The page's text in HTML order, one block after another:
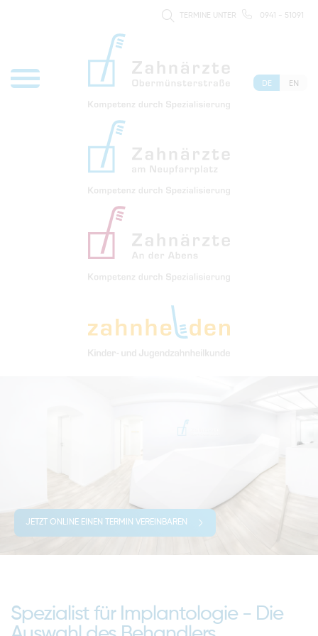
TERMINE UNTER 0941 - 51091
DE EN
JETZT ONLINE EINEN TERMIN VEREINBAREN
Spezialist für Implantologie - Die